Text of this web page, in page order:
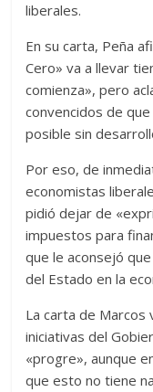
liberales.
En su carta, Peña
Cero» va a llevar
comienza», pero
convencidos de
posible sin
Por eso, de
economistas
pidió dejar de
impuestos para
que le aconsejó
del Estado en la
La carta de Marcos
iniciativas del
«progre», aunque
que esto no tiene